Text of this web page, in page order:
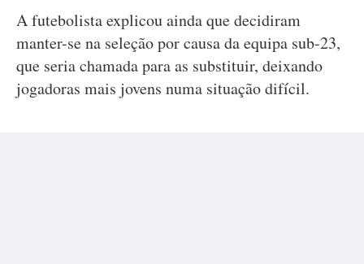
A futebolista explicou ainda que decidiram
manter-se na seleção por causa da equipa sub-23,
que seria chamada para as substituir, deixando
jogadoras mais jovens numa situação difícil.